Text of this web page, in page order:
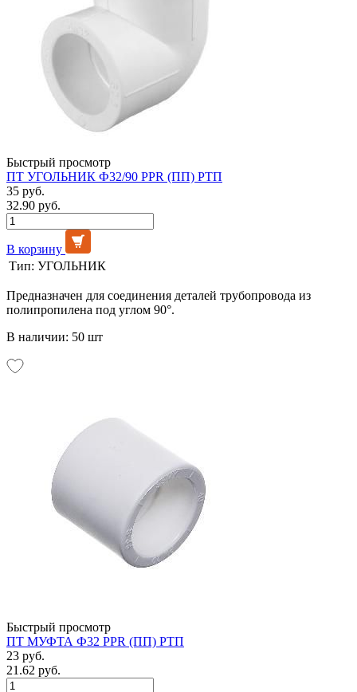
Быстрый просмотр
ПТ УГОЛЬНИК Ф32/90 PPR (ПП) РТП
35 руб.
32.90 руб.
В корзину
Тип: УГОЛЬНИК
Предназначен для соединения деталей трубопровода из
полипропилена под углом 90°.
В наличии: 50 шт
Быстрый просмотр
ПТ МУФТА Ф32 PPR (ПП) РТП
23 руб.
21.62 руб.